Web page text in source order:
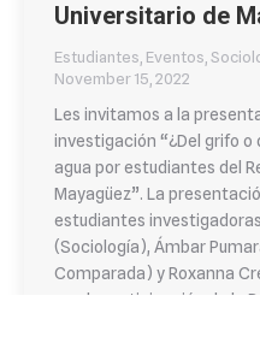
Universitario de
Estudiantes Eventos
November 15, 2022
Les invitamos a la
investigación “¿Del grifo o
agua por estudiantes del
Mayagüez”. La
estudiantes
(Sociología), Ámbar
Comparada) y Roxanna
con la participación de la